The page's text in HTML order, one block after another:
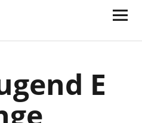
E